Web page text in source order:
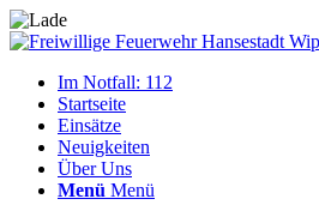
Im Notfall: 112
Startseite
Einsätze
Neuigkeiten
Über Uns
Menü Menü